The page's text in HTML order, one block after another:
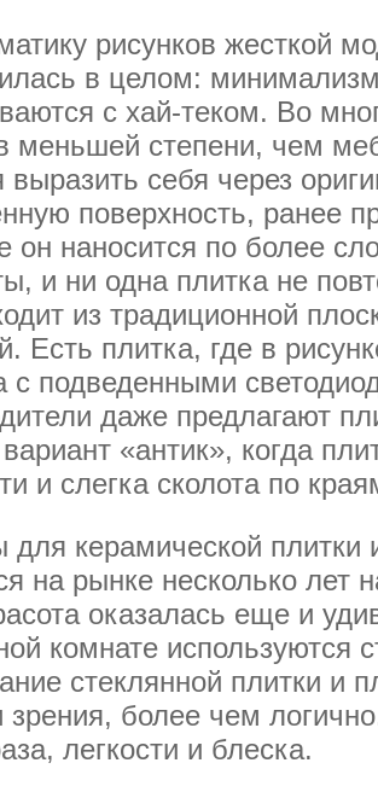
рисунков жесткой
в целом:
с хай-теком. Во
меньшей степени, чем
себя через
поверхность, ранее
наносится по более
и ни одна плитка не
из традиционной
Есть плитка, где в
с подведенными
даже предлагают
«антик», когда
и слегка сколота по
керамической
на рынке несколько лет
оказалась еще и
комнате используются
стеклянной плитки и
зрения, более чем
легкости и блеска.